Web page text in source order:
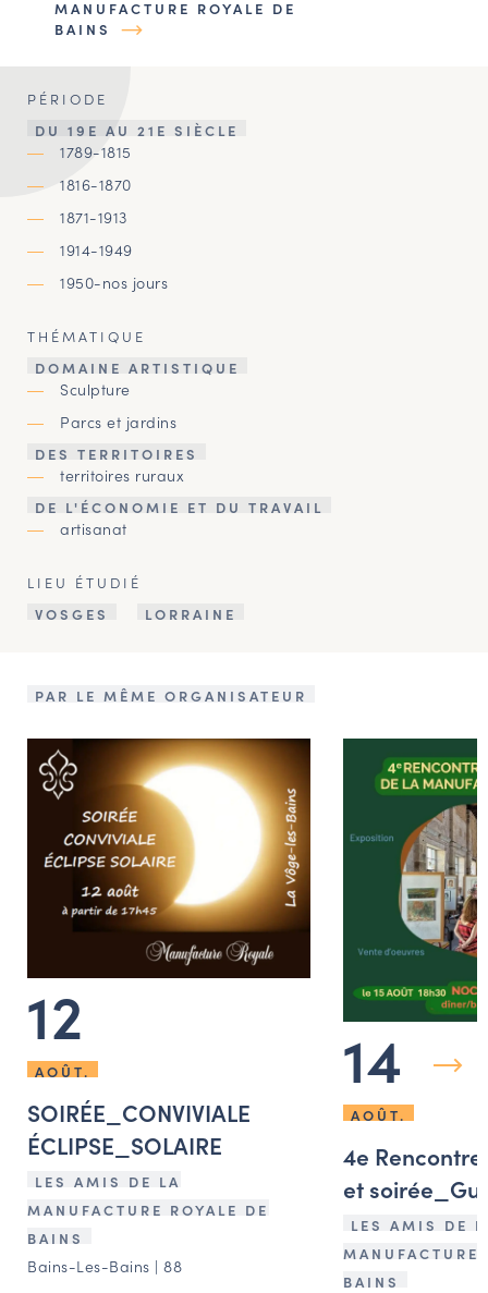
MANUFACTURE ROYALE DE
BAINS
PÉRIODE
DU 19E AU 21E SIÈCLE
1789-1815
1816-1870
1871-1913
1914-1949
1950-nos jours
THÉMATIQUE
DOMAINE ARTISTIQUE
Sculpture
Parcs et jardins
DES TERRITOIRES
territoires ruraux
DE L'ÉCONOMIE ET DU TRAVAIL
artisanat
LIEU ÉTUDIÉ
VOSGES
LORRAINE
PAR LE MÊME ORGANISATEUR
12
AOÛT.
SOIRÉE_CONVIVIALE
ÉCLIPSE_SOLAIRE
LES AMIS DE LA
MANUFACTURE ROYALE DE
BAINS
Bains-Les-Bains | 88
14
AOÛT.
4e
et
LES AMIS DE
MANUFACTURE
BAINS